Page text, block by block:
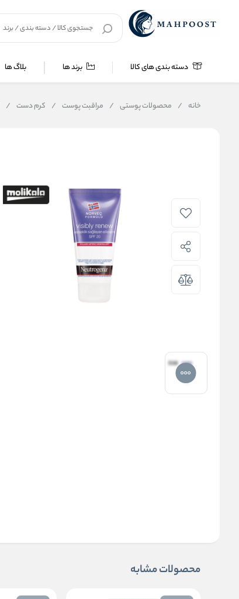
دسته بندی های کالا برند ها بلاگ ها
خانه / محصولات پوستی / مراقبت پوست / کرم دست /
محصولات مشابه